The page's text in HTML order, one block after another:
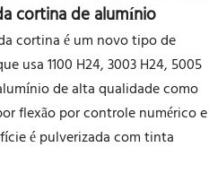
cortina de alumínio
cortina é um novo tipo de
usa 1100 H24, 3003 H24, 5005
de alta qualidade como
flexão por controle numérico e
é pulverizada com tinta